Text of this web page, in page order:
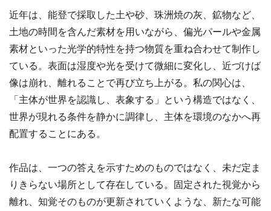
近年は、能登で採取した土や砂、珠洲焼の灰、鉱物など、
土地の時間を含んだ素材を用いながら、偏光パールや金属
素材といった光学的特性を持つ物質を重ね合わせて制作し
ている。表面は湿度や光を受けて微細に変化し、近づけば
像は崩れ、離れることで再び立ち上がる。私の関心は、
「主体が世界を認識し、表象する」という構造ではなく、
世界が現れる条件を静かに調律し、主体を環境のなかへ再
配置することにある。
作品は、一つの答えを示すためのものではなく、未だ定ま
りきらない場所として存在している。固定された視覚から
離れ、知覚そのものが更新されていくような、新たな可能